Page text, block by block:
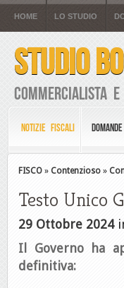
HOME LO STUDIO
STUDIO
Commercialista
NOTIZIE FISCALI
FISCO » Contenzioso »
Testo Unico
29 Ottobre 2024
Il Governo ha
definitiva: